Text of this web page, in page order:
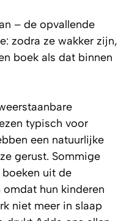
– de opvallende
zodra ze wakker zijn,
boek als dat binnen
typisch voor
een natuurlijke
gerust. Sommige
uit de
hun kinderen
niet meer in slaap